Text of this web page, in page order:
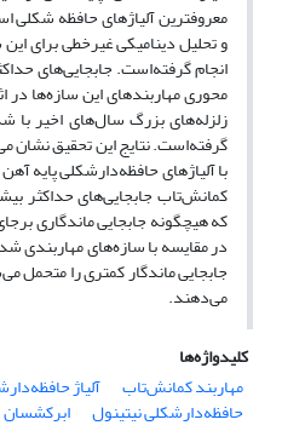
معروفترین آلیاژهای حافظه
و تحلیل دینامیکی غیرخطی برای این
انجام گرفته‌است. جابجایی‌های
محوری مهاربندهای این سازه‌ها
زلزله‌های بزرگ سال‌های اخیر با
گرفته‌است. نتایج این تحقیق
با آلیاژهای حافظه‌دارشکلی پایه
کمانش‌تاب جابجایی‌های حداکثر
که هیچگونه جابجایی ماندگاری
در مقایسه با سازه‌های مهاربندی
جابجایی ماندگار کمتری را متحمل
می‌دهند.
کلیدواژه‌ها
مهاربند کمانش‌تاب
آلیاژ
حافظه‌دارشکلی نیتینول ابرکشسان